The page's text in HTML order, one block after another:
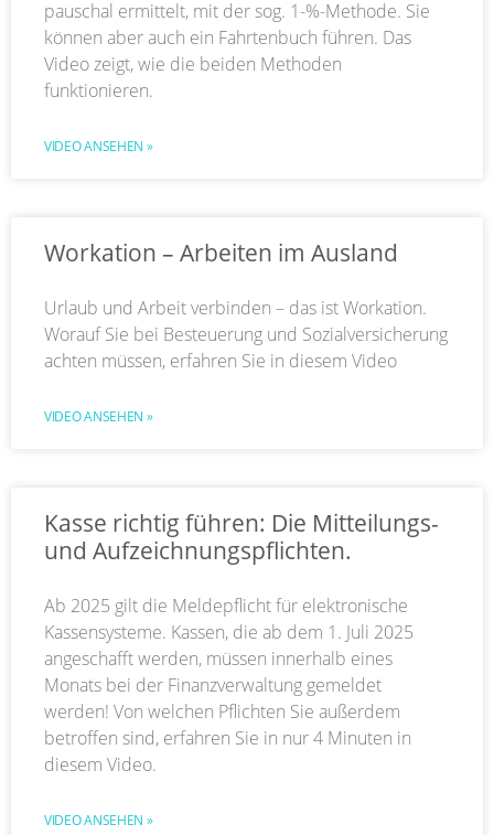
pauschal ermittelt, mit der sog. 1-%-Methode. Sie
können aber auch ein Fahrtenbuch führen. Das
Video zeigt, wie die beiden Methoden
funktionieren.
VIDEO ANSEHEN »
Workation – Arbeiten im Ausland
Urlaub und Arbeit verbinden – das ist Workation.
Worauf Sie bei Besteuerung und Sozialversicherung
achten müssen, erfahren Sie in diesem Video
VIDEO ANSEHEN »
Kasse richtig führen: Die Mitteilungs-
und Aufzeichnungspflichten.
Ab 2025 gilt die Meldepflicht für elektronische
Kassensysteme. Kassen, die ab dem 1. Juli 2025
angeschafft werden, müssen innerhalb eines
Monats bei der Finanzverwaltung gemeldet
werden! Von welchen Pflichten Sie außerdem
betroffen sind, erfahren Sie in nur 4 Minuten in
diesem Video.
VIDEO ANSEHEN »